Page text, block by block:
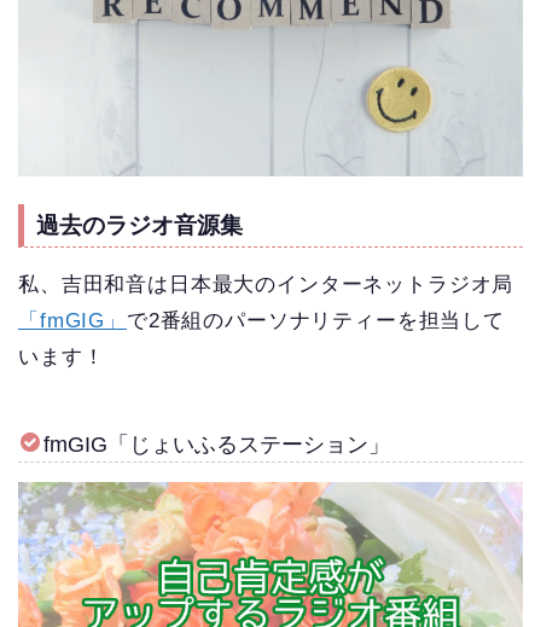
過去のラジオ音源集
私、吉田和音は日本最大のインターネットラジオ局
「fmGIG」 で2番組のパーソナリティーを担当して
います！
fmGIG「じょいふるステーション」